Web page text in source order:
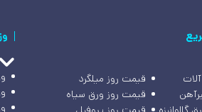
قیمت روز میلگرد
قیمت روز ورق سیاه